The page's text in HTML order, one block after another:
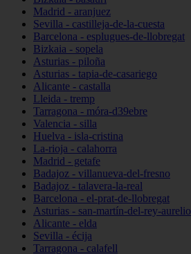
Madrid - aranjuez
Sevilla - castilleja-de-la-cuesta
Barcelona - esplugues-de-llobregat
Bizkaia - sopela
Asturias - piloña
Asturias - tapia-de-casariego
Alicante - castalla
Lleida - tremp
Tarragona - móra-d39ebre
Valencia - silla
Huelva - isla-cristina
La-rioja - calahorra
Madrid - getafe
Badajoz - villanueva-del-fresno
Badajoz - talavera-la-real
Barcelona - el-prat-de-llobregat
Asturias - san-martín-del-rey-aurelio
Alicante - elda
Sevilla - écija
Tarragona - calafell